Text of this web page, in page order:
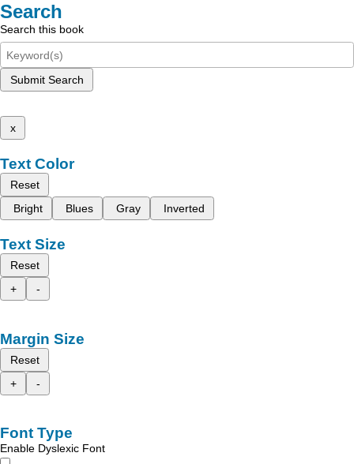
Search
Search this book
Submit Search
x
Text Color
Reset
Bright
Blues Gray Inverted
Text Size
Reset
+
-
Margin Size
Reset
+
-
Font Type
Enable Dyslexic Font